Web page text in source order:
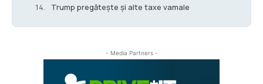
Trump pregătește și alte taxe vamale
- Media Partners -